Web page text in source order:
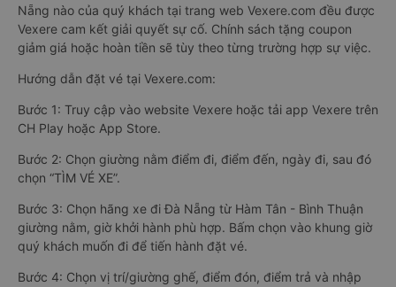
Nẵng nào của quý khách tại trang web Vexere.com đều được
Vexere cam kết giải quyết sự cố. Chính sách tặng coupon
giảm giá hoặc hoàn tiền sẽ tùy theo từng trường hợp sự việc.
Hướng dẫn đặt vé tại Vexere.com:
Bước 1: Truy cập vào website Vexere hoặc tải app Vexere trên
CH Play hoặc App Store.
Bước 2: Chọn giường nằm điểm đi, điểm đến, ngày đi, sau đó
chọn “TÌM VÉ XE”.
Bước 3: Chọn hãng xe đi Đà Nẵng từ Hàm Tân - Bình Thuận
giường nằm, giờ khởi hành phù hợp. Bấm chọn vào khung giờ
quý khách muốn đi để tiến hành đặt vé.
Bước 4: Chọn vị trí/giường ghế, điểm đón, điểm trả và nhập